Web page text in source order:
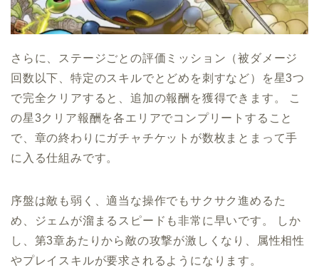
さらに、ステージごとの評価ミッション（被ダメージ
回数以下、特定のスキルでとどめを刺すなど）を星3つ
で完全クリアすると、追加の報酬を獲得できます。 こ
の星3クリア報酬を各エリアでコンプリートすること
で、章の終わりにガチャチケットが数枚まとまって手
に入る仕組みです。
序盤は敵も弱く、適当な操作でもサクサク進めるた
め、ジェムが溜まるスピードも非常に早いです。 しか
し、第3章あたりから敵の攻撃が激しくなり、属性相性
やプレイスキルが要求されるようになります。